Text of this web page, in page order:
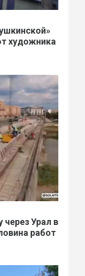
художника
Урал в
работ